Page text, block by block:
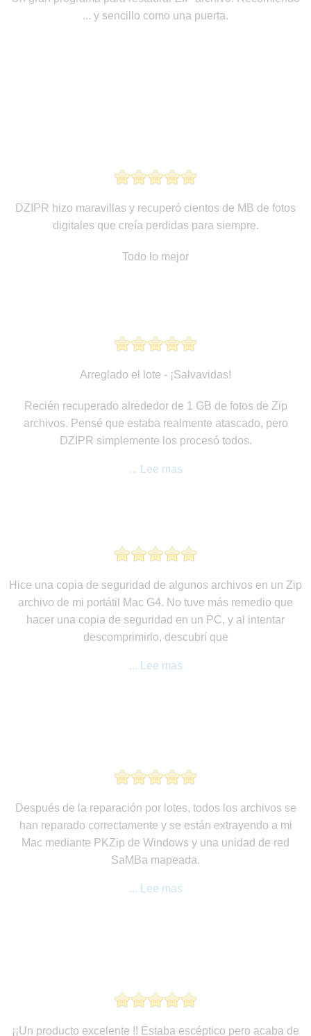
... y sencillo como una puerta.
DZIPR hizo maravillas y recuperó cientos de MB de fotos
digitales que creía perdidas para siempre.
Todo lo mejor
Arreglado el lote - ¡Salvavidas!
Recién recuperado alrededor de 1 GB de fotos de Zip
archivos. Pensé que estaba realmente atascado, pero
DZIPR simplemente los procesó todos.
... Lee mas
Hice una copia de seguridad de algunos archivos en un Zip
archivo de mi portátil Mac G4. No tuve más remedio que
hacer una copia de seguridad en un PC, y al intentar
descomprimirlo, descubrí que
... Lee mas
Después de la reparación por lotes, todos los archivos se
han reparado correctamente y se están extrayendo a mi
Mac mediante PKZip de Windows y una unidad de red
SaMBa mapeada.
... Lee mas
¡¡Un producto excelente !! Estaba escéptico pero acaba de